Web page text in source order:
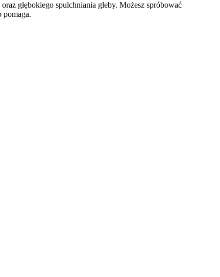
głębokiego spulchniania gleby. Możesz spróbować
pomaga.